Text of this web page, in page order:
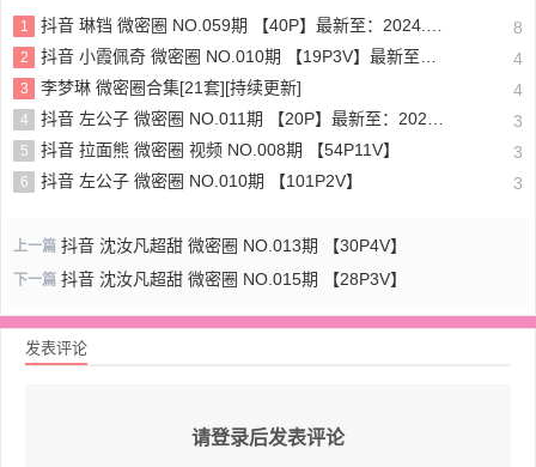
1 抖音 琳铛 微密圈 NO.059期 【40P】最新至：2024.1.10 8
2 抖音 小霞佩奇 微密圈 NO.010期 【19P3V】最新至：2025.5.26 4
3 李梦琳 微密圈合集[21套][持续更新] 4
4 抖音 左公子 微密圈 NO.011期 【20P】最新至：2024.5.13 3
5 抖音 拉面熊 微密圈 视频 NO.008期 【54P11V】 3
6 抖音 左公子 微密圈 NO.010期 【101P2V】 3
上一篇 抖音 沈汝凡超甜 微密圈 NO.013期 【30P4V】
下一篇 抖音 沈汝凡超甜 微密圈 NO.015期 【28P3V】
发表评论
请登录后发表评论